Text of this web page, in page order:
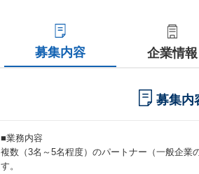
募集内容 企業情報
募集内
■業務内容
複数（3名～5名程度）のパートナー（一般企業
す。